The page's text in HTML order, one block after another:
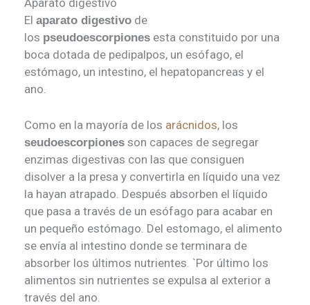
El aparato digestivo de
los pseudoescorpiones esta constituido por una
boca dotada de pedipalpos, un esófago, el
estómago, un intestino, el hepatopancreas y el
ano.
Como en la mayoría de los arácnidos, los
seudoescorpiones son capaces de segregar
enzimas digestivas con las que consiguen
disolver a la presa y convertirla en líquido una vez
la hayan atrapado. Después absorben el líquido
que pasa a través de un esófago para acabar en
un pequeño estómago. Del estomago, el alimento
se envía al intestino donde se terminara de
absorber los últimos nutrientes. `Por último los
alimentos sin nutrientes se expulsa al exterior a
través del ano.